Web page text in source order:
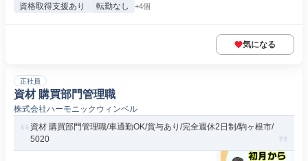
資格取得支援あり 転勤なし +4個
気になる
正社員
資材 購買部門管理職
株式会社ハーモニックウィンベル
資材 購買部門管理職/車通勤OK/賞与あり/完全週休2日制/駒ヶ根市/
5020